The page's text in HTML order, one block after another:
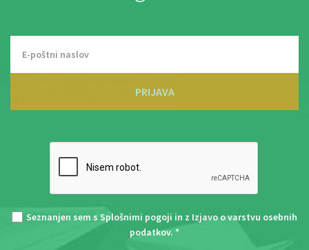
PRIJAVA
Seznanjen sem s Splošnimi pogoji in z Izjavo o varstvu osebnih
podatkov. *